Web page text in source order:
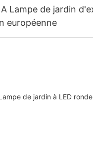
Lampe de jardin
européenne